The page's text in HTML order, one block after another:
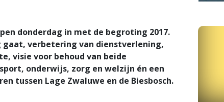
donderdag in met de begroting 2017.
gaat, verbetering van dienstverlening,
visie voor behoud van beide
onderwijs, zorg en welzijn én een
tussen Lage Zwaluwe en de Biesbosch.